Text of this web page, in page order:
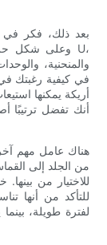
بعد ذلك، فكر في
والمنحنية،
في كيفية رغبتك
أريكة يمكنها
أنك تفضل ترتيبًا
هناك عامل مهم
من الجلد إلى
للاختيار من بينها.
للتأكد من أنها
لفترة طويلة،